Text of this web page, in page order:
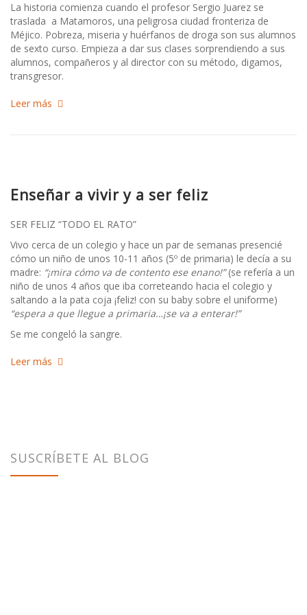
La historia comienza cuando el profesor Sergio Juarez se
traslada a Matamoros, una peligrosa ciudad fronteriza de
Méjico. Pobreza, miseria y huérfanos de droga son sus alumnos
de sexto curso. Empieza a dar sus clases sorprendiendo a sus
alumnos, compañeros y al director con su método, digamos,
transgresor.
Leer más
Enseñar a vivir y a ser feliz
SER FELIZ “TODO EL RATO”
Vivo cerca de un colegio y hace un par de semanas presencié
cómo un niño de unos 10-11 años (5º de primaria) le decía a su
madre: “¡mira cómo va de contento ese enano!”(se refería a un
niño de unos 4 años que iba correteando hacia el colegio y
saltando a la pata coja ¡feliz! con su baby sobre el uniforme)
“espera a que llegue a primaria…¡se va a enterar!”
Se me congeló la sangre.
Leer más
SUSCRÍBETE AL BLOG